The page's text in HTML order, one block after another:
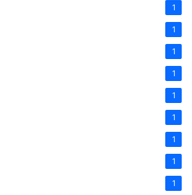
1
1
1
1
1
1
1
1
1